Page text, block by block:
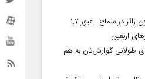
ثبت‌نام ۲.۵ میلیون زائر در سماح | عبور ۱.۷
اربعین
طولانی گوارش‌تان به هم